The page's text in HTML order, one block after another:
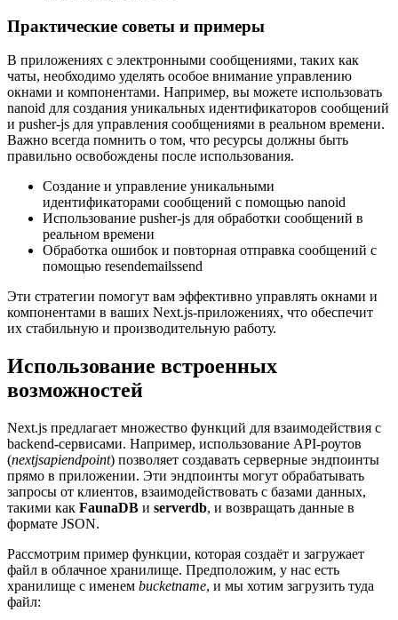
Практические советы и примеры
В приложениях с электронными сообщениями, таких как
чаты, необходимо уделять особое внимание управлению
окнами и компонентами. Например, вы можете использовать
nanoid для создания уникальных идентификаторов сообщений
и pusher-js для управления сообщениями в реальном времени.
Важно всегда помнить о том, что ресурсы должны быть
правильно освобождены после использования.
Создание и управление уникальными
идентификаторами сообщений с помощью nanoid
Использование pusher-js для обработки сообщений в
реальном времени
Обработка ошибок и повторная отправка сообщений с
помощью resendemailssend
Эти стратегии помогут вам эффективно управлять окнами и
компонентами в ваших Next.js-приложениях, что обеспечит
их стабильную и производительную работу.
Использование встроенных
возможностей
Next.js предлагает множество функций для взаимодействия с
backend-сервисами. Например, использование API-роутов
(nextjsapiendpoint) позволяет создавать серверные эндпоинты
прямо в приложении. Эти эндпоинты могут обрабатывать
запросы от клиентов, взаимодействовать с базами данных,
такими как FaunaDB и serverdb, и возвращать данные в
формате JSON.
Рассмотрим пример функции, которая создаёт и загружает
файл в облачное хранилище. Предположим, у нас есть
хранилище с именем bucketname, и мы хотим загрузить туда
файл: